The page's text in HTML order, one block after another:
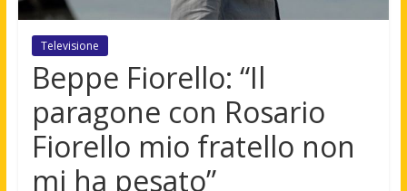
Televisione
Beppe Fiorello: “Il
paragone con Rosario
Fiorello mio fratello non
mi ha pesato”